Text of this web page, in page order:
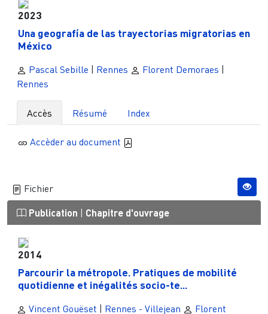
2023
Una geografía de las trayectorias migratorias en
México
Pascal Sebille Rennes Florent Demoraes
Rennes
Accès Résumé Index
Accèder au document
Fichier
Publication Chapitre d'ouvrage
2014
Parcourir la métropole. Pratiques de mobilité
quotidienne et inégalités socio-te...
Vincent Gouëset Rennes - Villejean
Florent